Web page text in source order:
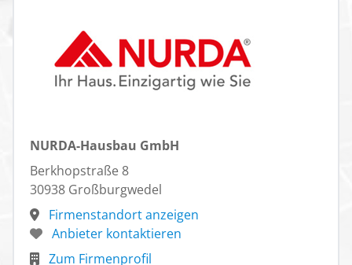
NURDA-Hausbau GmbH
Berkhopstraße 8
30938 Großburgwedel
Firmenstandort anzeigen
Anbieter kontaktieren
Zum Firmenprofil